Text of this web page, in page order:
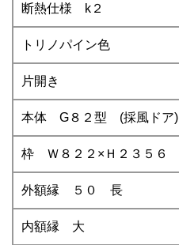
断熱仕様 k２
トリノパイン色
片開き
本体 G８２型 (採風ドア)
枠 Ｗ８２２×Ｈ２３５６
外額縁 ５０ 長
内額縁 大